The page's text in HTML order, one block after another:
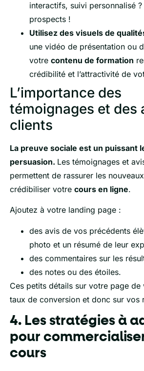
interactifs, suivi personnalisé
prospects !
Utilisez des visuels de
une vidéo de présentation ou
votre contenu de formation
crédibilité et l’attractivité de
L’importance des
témoignages et des
clients
La preuve sociale est un puissant
persuasion. Les témoignages et
permettent de rassurer les
crédibiliser votre cours en ligne.
Ajoutez à votre landing page :
des avis de vos précédents
photo et un résumé de leur
des commentaires sur les
des notes ou des étoiles.
Ces petits détails sur votre page de
taux de conversion et donc sur vos
4. Les stratégies à
pour
cours